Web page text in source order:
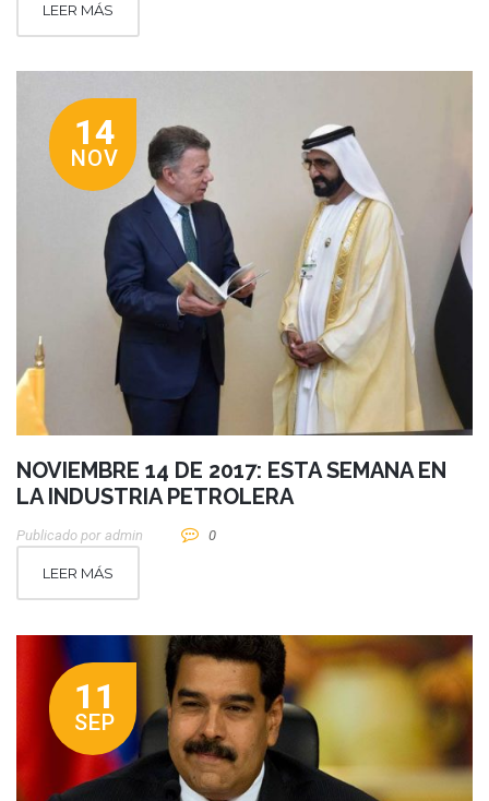
LEER MÁS
14
NOV
NOVIEMBRE 14 DE 2017: ESTA SEMANA EN
LA INDUSTRIA PETROLERA
Publicado por Admin 0
LEER MÁS
11
SEP